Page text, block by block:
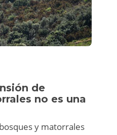
de
no es una
y matorrales